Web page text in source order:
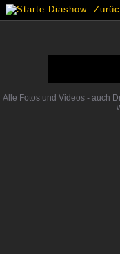
Alle Fotos und Videos - auch